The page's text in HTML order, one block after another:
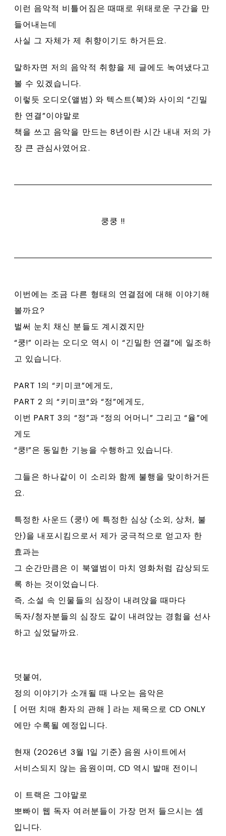
이런 음악적 비틀어짐은 때때로 위태로운 구간을 만
들어내는데
사실 그 자체가 제 취향이기도 하거든요.
말하자면 저의 음악적 취향을 제 글에도 녹여냈다고
볼 수 있겠습니다.
이렇듯 오디오(앨범) 와 텍스트(북)와 사이의 “긴밀
한 연결”이야말로
책을 쓰고 음악을 만드는 8년이란 시간 내내 저의 가
장 큰 관심사였어요.
쿵쿵 !!
이번에는 조금 다른 형태의 연결점에 대해 이야기해
볼까요?
벌써 눈치 채신 분들도 계시겠지만
“쿵!” 이라는 오디오 역시 이 “긴밀한 연결”에 일조하
고 있습니다.
PART 1의 “키미코”에게도,
PART 2 의 “키미코”와 “정”에게도,
이번 PART 3의 “정”과 “정의 어머니” 그리고 “율”에
게도
“쿵!”은 동일한 기능을 수행하고 있습니다.
그들은 하나같이 이 소리와 함께 불행을 맞이하거든
요.
특정한 사운드 (쿵!) 에 특정한 심상 (소외, 상처, 불
안)을 내포시킴으로서 제가 궁극적으로 얻고자 한
효과는
그 순간만큼은 이 북앨범이 마치 영화처럼 감상되도
록 하는 것이었습니다.
즉, 소설 속 인물들의 심장이 내려앉을 때마다
독자/청자분들의 심장도 같이 내려앉는 경험을 선사
하고 싶었달까요.
덧붙여,
정의 이야기가 소개될 때 나오는 음악은
[ 어떤 치매 환자의 관해 ] 라는 제목으로 CD ONLY
에만 수록될 예정입니다.
현재 (2026년 3월 1일 기준) 음원 사이트에서
서비스되지 않는 음원이며, CD 역시 발매 전이니
이 트랙은 그야말로
뽀빠이 웹 독자 여러분들이 가장 먼저 들으시는 셈
입니다.